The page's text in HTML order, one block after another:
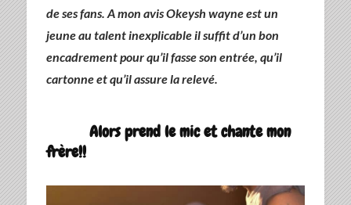
de ses fans. A mon avis Okeysh wayne est un
jeune au talent inexplicable il suffit d’un bon
encadrement pour qu’il fasse son entrée, qu’il
cartonne et qu’il assure la relevé.
Alors prend le mic et chante mon
frère!!